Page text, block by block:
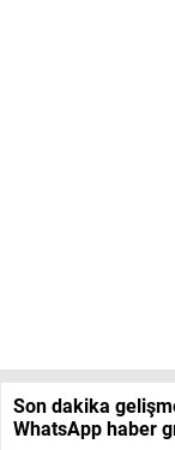
Son dakika
WhatsApp haber